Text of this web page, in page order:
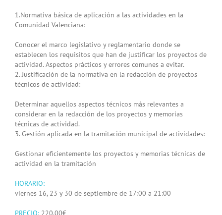
1.Normativa básica de aplicación a las actividades en la
Comunidad Valenciana:
Conocer el marco legislativo y reglamentario donde se
establecen los requisitos que han de justificar los proyectos de
actividad. Aspectos prácticos y errores comunes a evitar.
2. Justificación de la normativa en la redacción de proyectos
técnicos de actividad:
Determinar aquellos aspectos técnicos más relevantes a
considerar en la redacción de los proyectos y memorias
técnicas de actividad.
3. Gestión aplicada en la tramitación municipal de actividades:
Gestionar eficientemente los proyectos y memorias técnicas de
actividad en la tramitación
HORARIO:
viernes 16, 23 y 30 de septiembre de 17:00 a 21:00
PRECIO: 220,00€